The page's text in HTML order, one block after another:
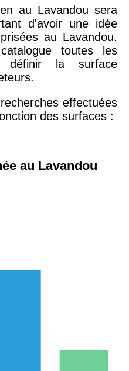
au Lavandou sera
d'avoir une idée
au Lavandou.
toutes les
définir la surface
effectuées
des surfaces :
au Lavandou